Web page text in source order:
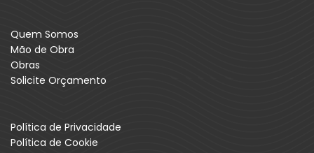
Quem Somos
Mão de Obra
Obras
Solicite Orçamento
Política de Privacidade
Política de Cookie